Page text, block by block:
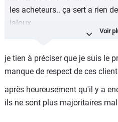
les acheteurs.. ça sert a rien
jaloux.
sans nom c'est vraiment
se disent plus "passionnés".
@17h33, j'espere que tu dis
pour le moment c'est vraiment
je tien à préciser que je suis le
manque de respect de ces
après heureusement qu'il y a
ils ne sont plus majoritaires